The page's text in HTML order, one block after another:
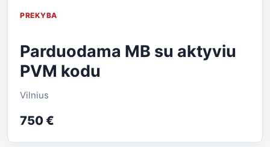
PREKYBA
Parduodama MB su aktyviu
PVM kodu
Vilnius
750 €